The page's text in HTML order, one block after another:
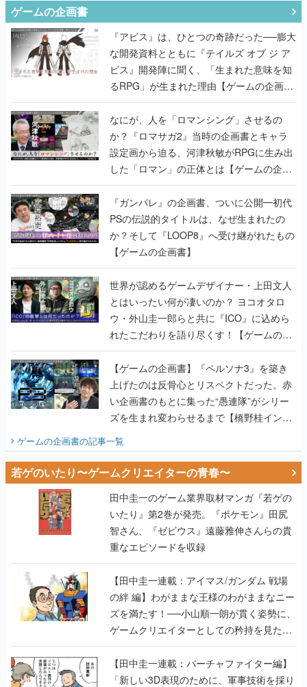
ゲームの企画書
『アビス』は、ひとつの奇跡だった──膨大
な開発資料とともに『テイルズ オブ ジ ア
ビス』開発陣に聞く、「生まれた意味を知
るRPG」が生まれた理由【ゲームの企画
書】
なにが、人を「ロマンシング」させるの
か？『ロマサガ2』当時の企画書とキャラ
設定画から迫る、河津秋敏がRPGに生み出
した「ロマン」の正体とは【ゲームの企画
書】
『ガンパレ』の企画書、ついに公開━初代
PSの伝説的タイトルは、なぜ生まれたの
か？そして『LOOP8』へ受け継がれたもの
【ゲームの企画書】
世界が認めるゲームデザイナー・上田文人
とはいったい何が凄いのか？ ヨコオタロ
ウ・外山圭一郎らと共に『ICO』に込めら
れたこだわりを語り尽くす！【ゲームの企
画書】
【ゲームの企画書】『ペルソナ3』を築き
上げたのは反骨心とリスペクトだった。赤
い企画書のもとに集った“愚連隊”がシリー
ズを生まれ変わらせるまで【橋野桂インタ
ゲームの企画書の記事一覧
若ゲのいたり〜ゲームクリエイターの青春〜
田中圭一のゲーム業界取材マンガ『若ゲの
いたり』第2巻が発売。『ポケモン』田尻
智さん、『ゼビウス』遠藤雅伸さんらの貴
重なエピソードを収録
【田中圭一連載：アイマス/ガンダム 戦場
の絆 編】わがままな王様のわがままなニー
ズを満たす！──小山順一朗が貫く姿勢に、
ゲームクリエイターとしての矜持を見た
【若ゲのいたり最終回】
【田中圭一連載：バーチャファイター編】
「新しい3D表現のために、軍事技術を採り